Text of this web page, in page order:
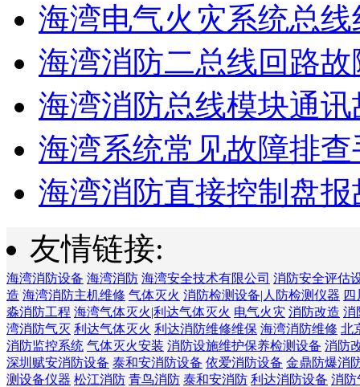
海湾电气火灾系统总线
海湾消防二总线回路故
海湾消防总线模块通讯
海湾系统常见故障排
海湾消防直接控制盘报
友情链接:
海湾消防设备 海湾消防 海湾安全技术有限公司 消防安全评估
造 海湾消防主机维修 气体灭火 消防检测设备|人防检测仪器
淼消防工程 海湾气体灭火|利达气体灭火 电气火灾 消防改造 消
湾消防气灭 利达气体灭火 利达消防维修维保 海湾消防维修 北
消防监控系统 气体灭火安装 消防设施维护保养检测设备 消防
深圳赋安消防设备 泰和安消防设备 依爱消防设备 金鼎防爆消
测设备仪器 松江消防 青鸟消防 泰和安消防 利达消防设备 消防